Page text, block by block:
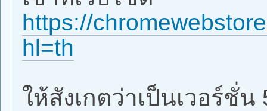
https://
hl=th
ให้สังเกตว่าเป็นเวอร์ชั่น